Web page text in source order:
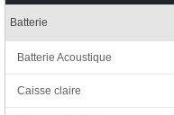
Batterie
Batterie Acoustique
Caisse claire